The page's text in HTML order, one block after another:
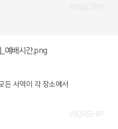
든 사역이 각 장소에서